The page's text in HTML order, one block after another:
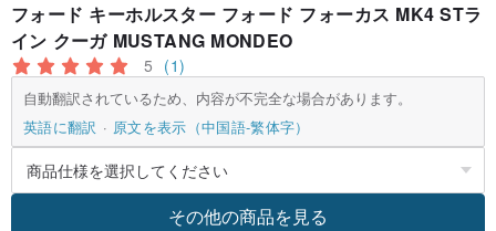
フォード キーホルスター フォード フォーカス MK4 STラ
イン クーガ MUSTANG MONDEO
5 (1)
自動翻訳されているため、内容が不完全な場合があります。
英語に翻訳
原文を表示（中国語-繁体字）
その他の商品を見る